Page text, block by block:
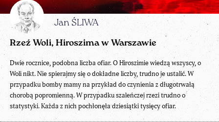
Jan ŚLIWA
Rzeź Woli, Hiroszima w Warszawie
Dwie rocznice, podobna liczba ofiar. O Hiroszimie wiedzą wszyscy, o
Woli nikt. Nie spierajmy się o dokładne liczby, trudno je ustalić. W
przypadku bomby mamy na przykład do czynienia z długotrwałą
chorobą popromienną. W przypadku szaleńczej rzezi trudno o
statystyki. Każda z nich pochłonęła dziesiątki tysięcy ofiar.